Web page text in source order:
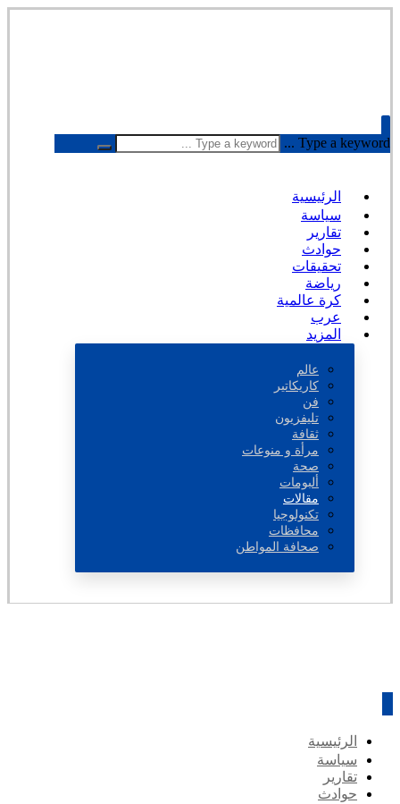
Type a keyword ...
الرئيسية
سياسة
تقارير
حوادث
تحقيقات
رياضة
كرة عالمية
عرب
المزيد
عالم
كاريكاتير
فن
تليفزيون
ثقافة
مرأة و منوعات
صحة
ألبومات
مقالات
تكنولوجيا
محافظات
صحافة المواطن
الرئيسية
سياسة
تقارير
حوادث